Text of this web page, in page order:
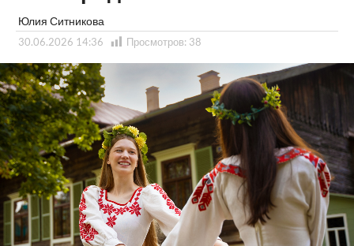
Юлия Ситникова
30.06.2026 14:36 Просмотров: 38